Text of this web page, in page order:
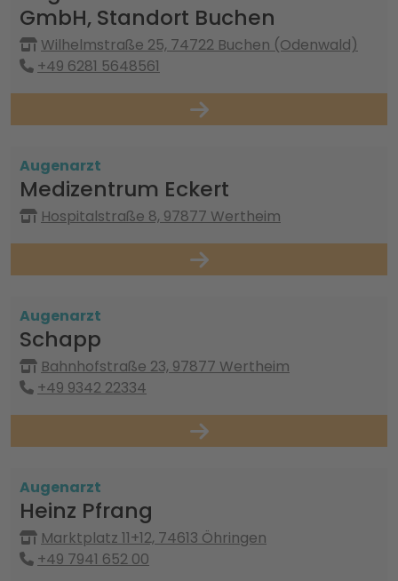
GmbH, Standort Buchen
Wilhelmstraße 25, 74722 Buchen (Odenwald)
+49 6281 5648561
Augenarzt
Medizentrum Eckert
Hospitalstraße 8, 97877 Wertheim
Augenarzt
Schapp
Bahnhofstraße 23, 97877 Wertheim
+49 9342 22334
Augenarzt
Heinz Pfrang
Marktplatz 11+12, 74613 Öhringen
+49 7941 652 00